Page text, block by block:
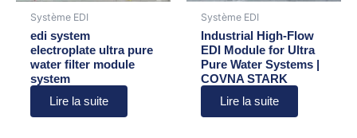
Système EDI
edi system
electroplate ultra pure
water filter module
system
Lire la suite
Système EDI
Industrial High-Flow
EDI Module for Ultra
Pure Water Systems |
COVNA STARK
Lire la suite